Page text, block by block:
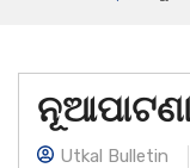
Utkal Bulletin